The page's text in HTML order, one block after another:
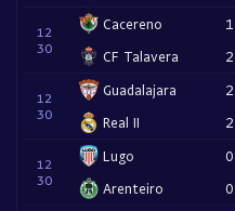
12
30
Cacereno
CF Talavera
1
2
12
30
Guadalajara
Real II
2
2
12
30
Lugo
Arenteiro
0
0